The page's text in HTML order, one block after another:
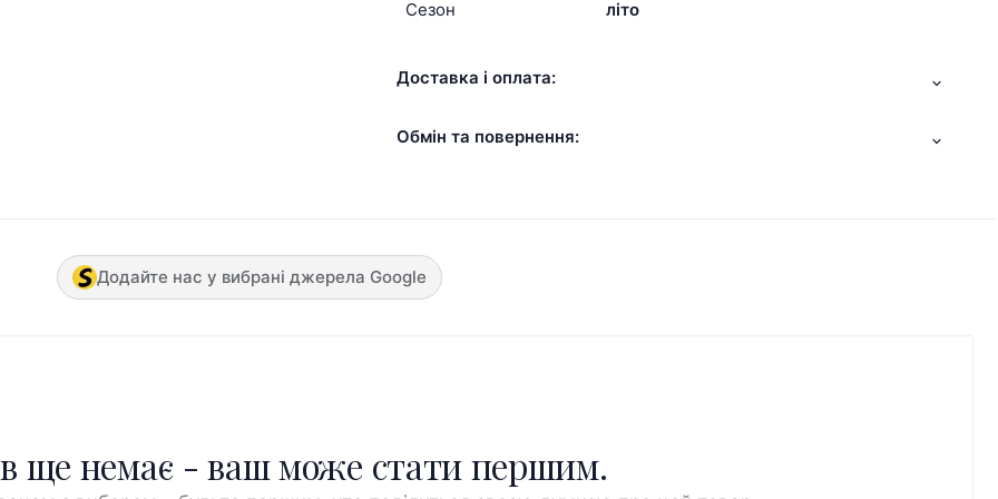
Сезон
літо
Доставка і оплата:
Обмін та повернення:
Додайте нас у вибрані джерела Google
ще немає - ваш може стати першим.